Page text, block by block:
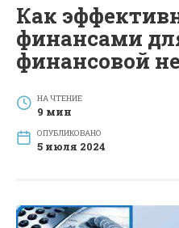
Как
финансами
финансовой
НА ЧТЕНИЕ
9 мин
ОПУБЛИКОВАНО
5 июля 2024